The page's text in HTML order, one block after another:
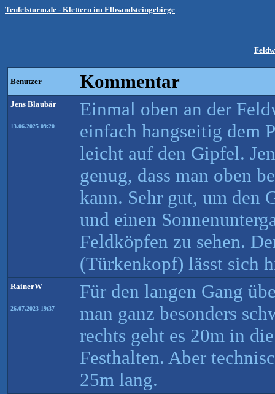
Teufelsturm.de - Klettern im Elbsandsteingebirge
Benutzer Kommentar
Jens Blaubär
13.06.2025 09:20
Einmal oben an der
einfach hangseitig dem
leicht auf den Gipfel.
genug, dass man oben
kann. Sehr gut, um den
und einen
Feldköpfen zu sehen.
(Türkenkopf) lässt sich
RainerW
26.07.2023 19:37
Für den langen Gang
man ganz besonders
rechts geht es 20m in
Festhalten. Aber
25m lang.